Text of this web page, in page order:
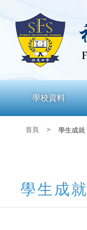
學校資料
首頁 > 學生成就
學生成就